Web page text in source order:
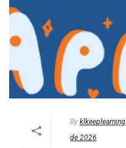
By klkeeplearning
de 2026